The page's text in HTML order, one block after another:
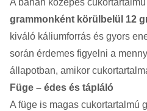
A banán közepes
grammonként körülbelül 12
kiváló káliumforrás és gyors
során érdemes figyelni a
állapotban, amikor
Füge – édes és tápláló
A füge is magas cukortartalmú